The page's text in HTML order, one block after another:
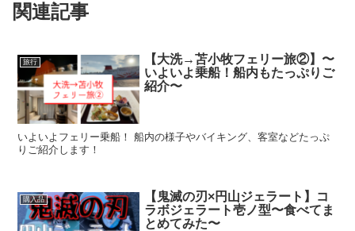
関連記事
旅行
【大洗→苫小牧フェリー旅②】〜
いよいよ乗船！船内もたっぷりご
紹介〜
いよいよフェリー乗船！ 船内の様子やバイキング、客室などたっぷ
りご紹介します！
購入品
【鬼滅の刃×円山ジェラート】コ
ラボジェラート壱ノ型〜食べてま
とめてみた〜